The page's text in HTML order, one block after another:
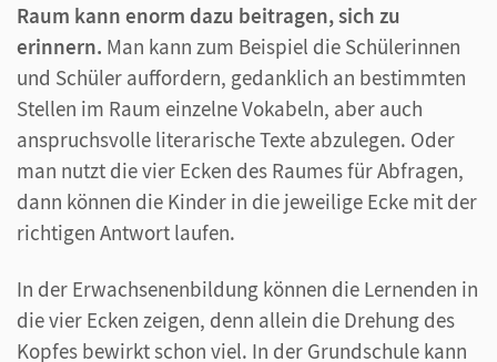
Raum kann enorm dazu beitragen, sich zu
erinnern. Man kann zum Beispiel die Schülerinnen
und Schüler auffordern, gedanklich an bestimmten
Stellen im Raum einzelne Vokabeln, aber auch
anspruchsvolle literarische Texte abzulegen. Oder
man nutzt die vier Ecken des Raumes für Abfragen,
dann können die Kinder in die jeweilige Ecke mit der
richtigen Antwort laufen.
In der Erwachsenenbildung können die Lernenden in
die vier Ecken zeigen, denn allein die Drehung des
Kopfes bewirkt schon viel. In der Grundschule kann